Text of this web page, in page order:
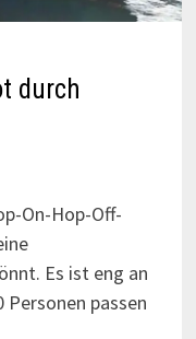
durch
On-Hop-Off-
Es ist eng an
Personen passen